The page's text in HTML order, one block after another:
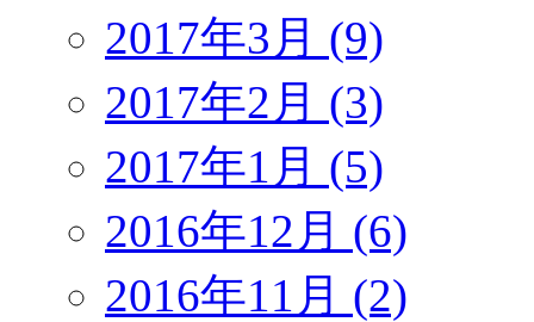
2017年3月 (9)
2017年2月 (3)
2017年1月 (5)
2016年12月 (6)
2016年11月 (2)